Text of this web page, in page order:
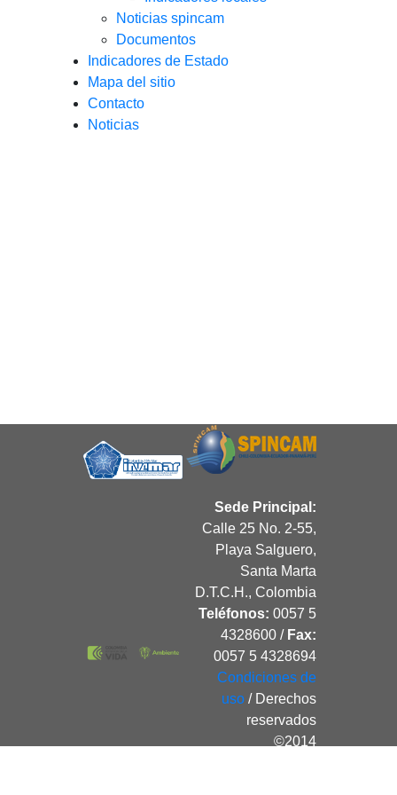
Noticias spincam
Documentos
Indicadores de Estado
Mapa del sitio
Contacto
Noticias
Sede Principal:
Calle 25 No. 2-55,
Playa Salguero,
Santa Marta
D.T.C.H., Colombia
Teléfonos: 0057 5
4328600 / Fax:
0057 5 4328694
Condiciones de
uso / Derechos
reservados
©2014